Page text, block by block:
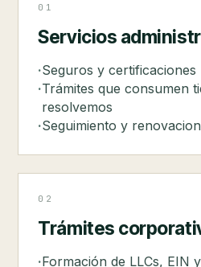
01
Servicios
Seguros y certificaciones
Trámites que consumen
resolvemos
Seguimiento y
02
Trámites
Formación de LLCs, EIN